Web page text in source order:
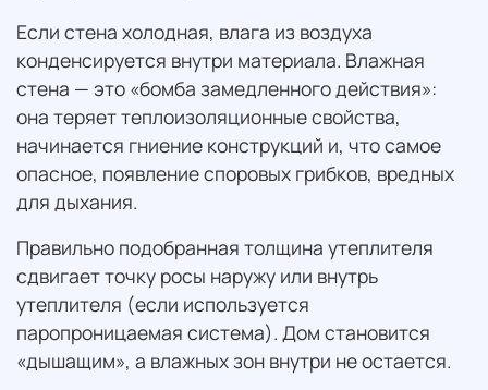
Если стена холодная, влага из воздуха
конденсируется внутри материала. Влажная
стена — это «бомба замедленного действия»:
она теряет теплоизоляционные свойства,
начинается гниение конструкций и, что самое
опасное, появление споровых грибков, вредных
для дыхания.
Правильно подобранная толщина утеплителя
сдвигает точку росы наружу или внутрь
утеплителя (если используется
паропроницаемая система). Дом становится
«дышащим», а влажных зон внутри не остается.